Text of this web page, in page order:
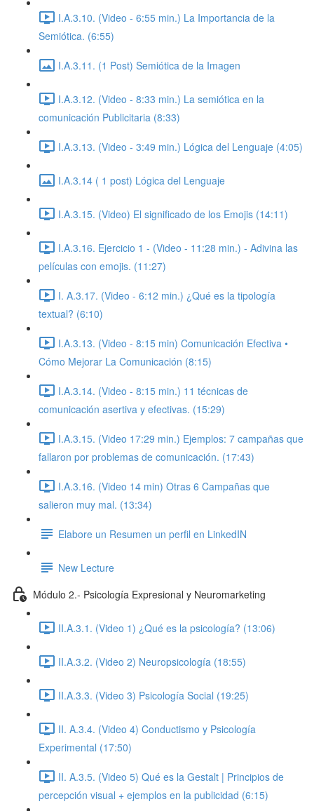
I.A.3.10. (Video - 6:55 min.) La Importancia de la
Semiótica. (6:55)
I.A.3.11. (1 Post) Semiótica de la Imagen
I.A.3.12. (Video - 8:33 min.) La semiótica en la
comunicación Publicitaria (8:33)
I.A.3.13. (Video - 3:49 min.) Lógica del Lenguaje (4:05)
I.A.3.14 ( 1 post) Lógica del Lenguaje
I.A.3.15. (Video) El significado de los Emojis (14:11)
I.A.3.16. Ejercicio 1 - (Video - 11:28 min.) - Adivina las
películas con emojis. (11:27)
I. A.3.17. (Video - 6:12 min.) ¿Qué es la tipología
textual? (6:10)
I.A.3.13. (Video - 8:15 min) Comunicación Efectiva •
Cómo Mejorar La Comunicación (8:15)
I.A.3.14. (Video - 8:15 min.) 11 técnicas de
comunicación asertiva y efectivas. (15:29)
I.A.3.15. (Video 17:29 min.) Ejemplos: 7 campañas que
fallaron por problemas de comunicación. (17:43)
I.A.3.16. (Video 14 min) Otras 6 Campañas que
salieron muy mal. (13:34)
Elabore un Resumen un perfil en LinkedIN
New Lecture
Módulo 2.- Psicología Expresional y Neuromarketing
II.A.3.1. (Video 1) ¿Qué es la psicología? (13:06)
II.A.3.2. (Video 2) Neuropsicología (18:55)
II.A.3.3. (Video 3) Psicología Social (19:25)
II. A.3.4. (Video 4) Conductismo y Psicología
Experimental (17:50)
II. A.3.5. (Video 5) Qué es la Gestalt | Principios de
percepción visual + ejemplos en la publicidad (6:15)